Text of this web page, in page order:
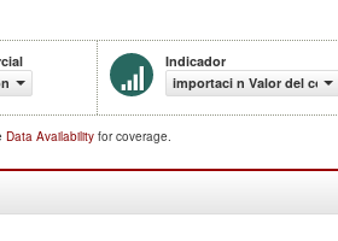
Indicador
importaci n Valor del
Data Availability for coverage.